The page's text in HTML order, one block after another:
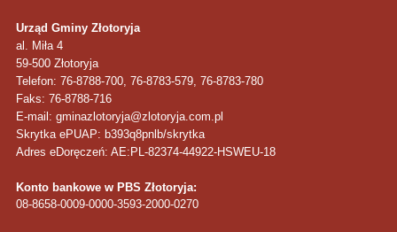
Urząd Gminy Złotoryja
al. Miła 4
59-500 Złotoryja
Telefon: 76-8788-700, 76-8783-579, 76-8783-780
Faks: 76-8788-716
E-mail: gminazlotoryja@zlotoryja.com.pl
Skrytka ePUAP: b393q8pnlb/skrytka
Adres eDoręczeń: AE:PL-82374-44922-HSWEU-18
Konto bankowe w PBS Złotoryja:
08-8658-0009-0000-3593-2000-0270